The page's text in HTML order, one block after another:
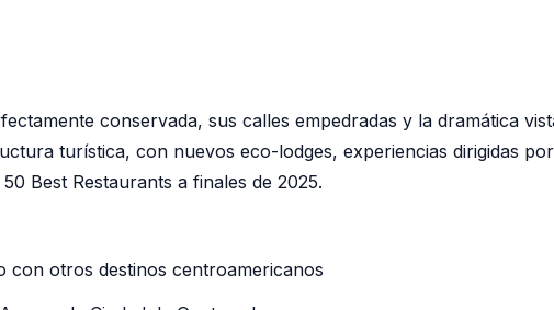
conservada, sus calles empedradas y la dramática
turística, con nuevos eco-lodges, experiencias dirigidas
Best Restaurants a finales de 2025.
con otros destinos centroamericanos